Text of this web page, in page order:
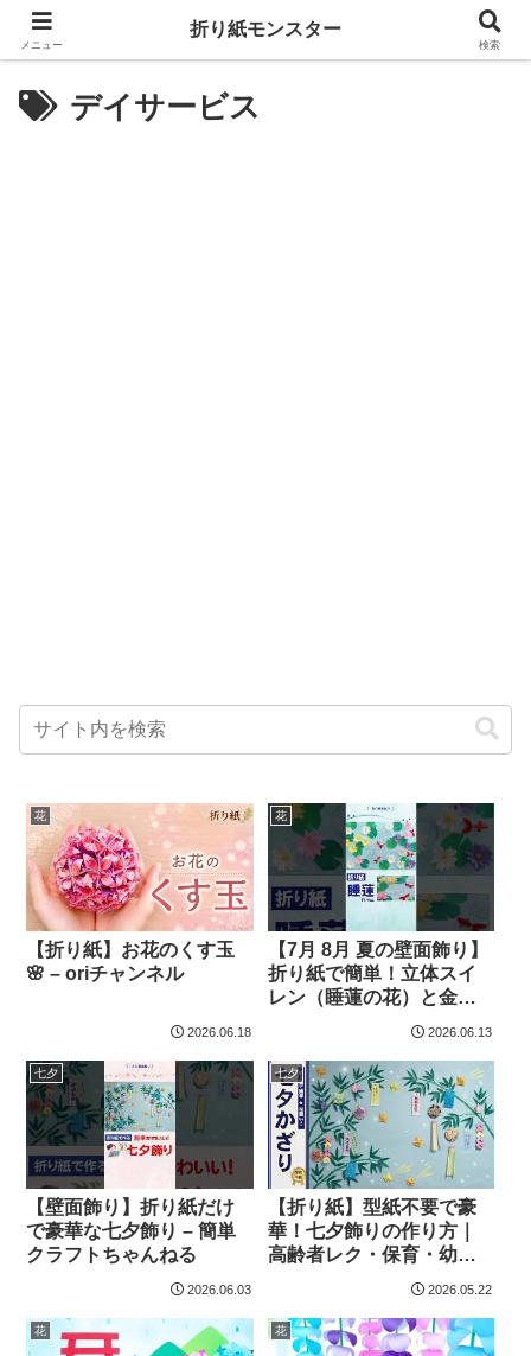
デイサービス
花
【折り紙】お花のくす玉
🌸 – oriチャンネル
2026.06.18
花
【7月 8月 夏の壁面飾り】
折り紙で簡単！立体スイ
レン（睡蓮の花）と金魚
の作り方｜高齢者施設工
作レク・デイサービス・
保育園幼稚園の夏装飾
【折り紙工作ショート】 –
簡単クラフトちゃんねる
2026.06.13
七夕
【壁面飾り】折り紙だけ
で豪華な七夕飾り – 簡単
クラフトちゃんねる
2026.06.03
七夕
【折り紙】型紙不要で豪
華！七夕飾りの作り方｜
高齢者レク・保育・幼稚
園の壁面飾りに（7月・笹
飾り） – 簡単クラフトち
ゃんねる
2026.05.22
花 花
メニュー
折り紙モンスター
検索